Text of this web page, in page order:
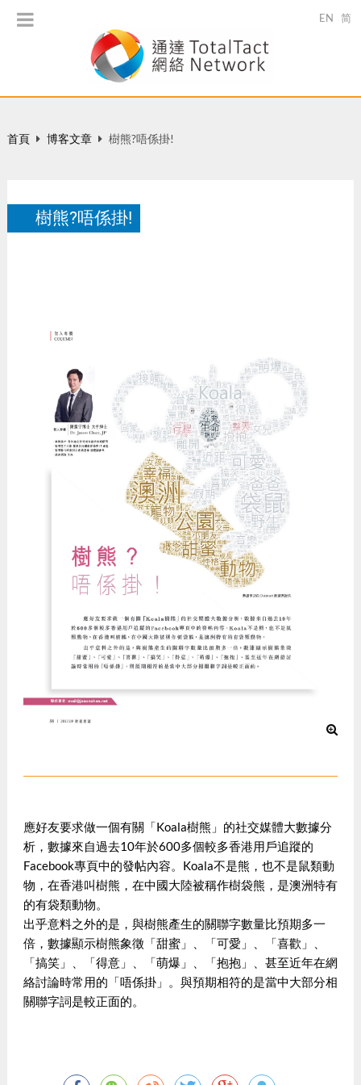
EN 简
首頁 博客文章 樹熊?唔係掛!
樹熊?唔係掛!
應好友要求做一個有關「Koala樹熊」的社交媒體大數據分
析，數據來自過去10年於600多個較多香港用戶追蹤的
Facebook專頁中的發帖內容。Koala不是熊，也不是鼠類動
物，在香港叫樹熊，在中國大陸被稱作樹袋熊，是澳洲特有
的有袋類動物。
出乎意料之外的是，與樹熊產生的關聯字數量比預期多一
倍，數據顯示樹熊象徵「甜蜜」、「可愛」、「喜歡」、
「搞笑」、「得意」、「萌爆」、「抱抱」、甚至近年在網
絡討論時常用的「唔係掛」。與預期相符的是當中大部分相
關聯字詞是較正面的。